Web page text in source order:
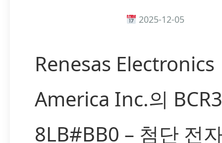
2025-12-05
Renesas Electronics
America Inc.의
8LB#BB0 – 첨단 전